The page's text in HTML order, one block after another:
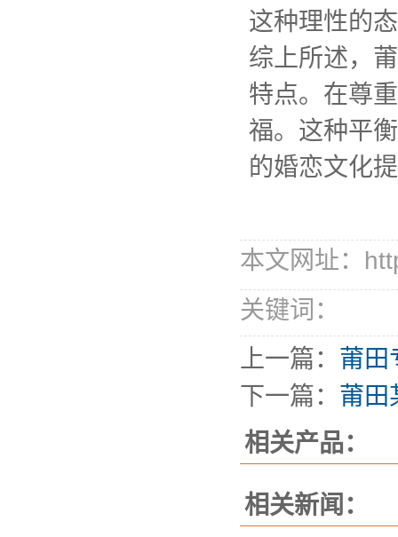
这种理性的
综上所述，
特点。在尊
福。这种平
的婚恋文化
本文网址：
关键词：
上一篇： 莆田
下一篇： 莆田
相关产品：
相关新闻：